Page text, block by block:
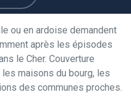
ou en ardoise demandent
après les épisodes
le Cher. Couverture
maisons du bourg, les
des communes proches.